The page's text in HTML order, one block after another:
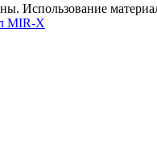
Использование
MIR-X